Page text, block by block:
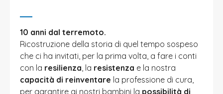
10 anni dal terremoto.
Ricostruzione della storia di quel tempo sospeso
che ci ha invitati, per la prima volta, a fare i conti
con la resilienza , la resistenza e la nostra
capacità di reinventare la professione di cura,
per garantire ai nostri bambini la possibilità di